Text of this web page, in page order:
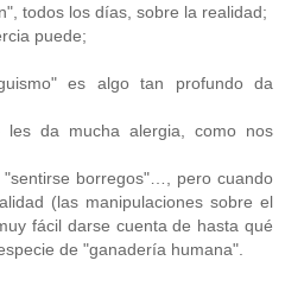
todos los días, sobre la realidad;
puede;
es algo tan profundo da
les da mucha alergia, como nos
borregos"…, pero cuando
(las manipulaciones sobre el
fácil darse cuenta de hasta qué
de "ganadería humana".